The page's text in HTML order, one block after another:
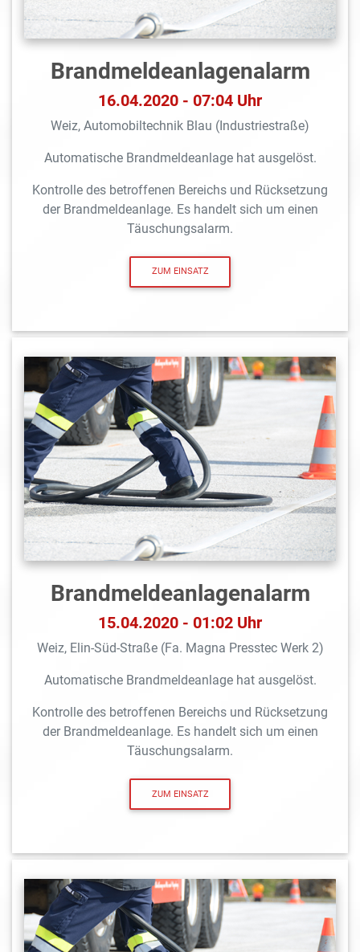
Brandmeldeanlagen­alarm
16.04.2020 - 07:04 Uhr
Weiz, Automobiltechnik Blau (Industriestraße)
Automatische Brandmeldeanlage hat ausgelöst.
Kontrolle des betroffenen Bereichs und Rücksetzung
der Brandmeldeanlage. Es handelt sich um einen
Täuschungsalarm.
ZUM EINSATZ
Brandmeldeanlagen­alarm
15.04.2020 - 01:02 Uhr
Weiz, Elin-Süd-Straße (Fa. Magna Presstec Werk 2)
Automatische Brandmeldeanlage hat ausgelöst.
Kontrolle des betroffenen Bereichs und Rücksetzung
der Brandmeldeanlage. Es handelt sich um einen
Täuschungsalarm.
ZUM EINSATZ